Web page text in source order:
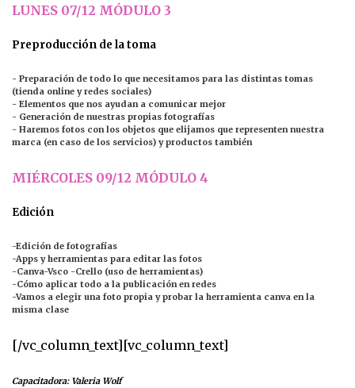
LUNES 07/12 MÓDULO 3
Preproducción de la toma
- Preparación de todo lo que necesitamos para las distintas tomas
(tienda online y redes sociales)
- Elementos que nos ayudan a comunicar mejor
- Generación de nuestras propias fotografías
- Haremos fotos con los objetos que elijamos que representen nuestra
marca (en caso de los servicios) y productos también
MIÉRCOLES 09/12 MÓDULO 4
Edición
-Edición de fotografías
-Apps y herramientas para editar las fotos
-Canva-Vsco -Crello (uso de herramientas)
-Cómo aplicar todo a la publicación en redes
-Vamos a elegir una foto propia y probar la herramienta canva en la
misma clase
[/vc_column_text][vc_column_text]
Capacitadora: Valeria Wolf